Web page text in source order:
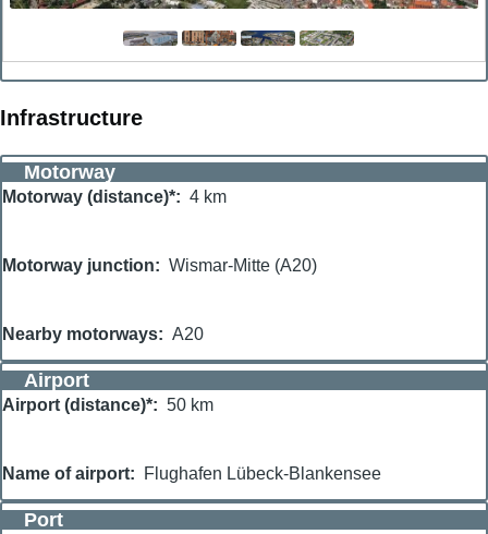
Infrastructure
Motorway
Motorway (distance)* 4 km
Motorway junction Wismar-Mitte (A20)
Nearby motorways A20
Airport
Airport (distance)* 50 km
Name of airport Flughafen Lübeck-Blankensee
Port